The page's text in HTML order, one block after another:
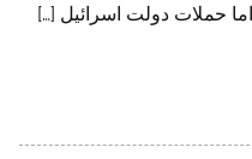
حملات دولت اسرائیل […]